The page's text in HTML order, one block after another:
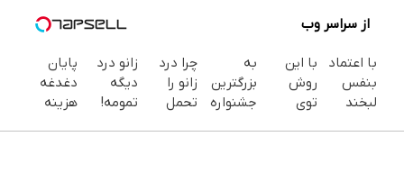
از سراسر وب
با اعتماد
بنفس
لبخند
با این
روش
توی
به
بزرگترین
جشنواره
چرا درد
زانو را
تحمل
زانو درد
دیگه
تمومه!
پایان
دغدغه
هزینه